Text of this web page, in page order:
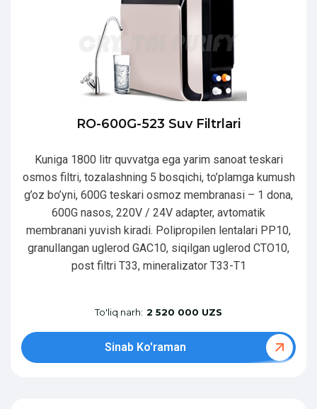
RO-600G-523 Suv Filtrlari
Kuniga 1800 litr quvvatga ega yarim sanoat teskari
osmos filtri, tozalashning 5 bosqichi, to’plamga kumush
g’oz bo’yni, 600G teskari osmoz membranasi – 1 dona,
600G nasos, 220V / 24V adapter, avtomatik
membranani yuvish kiradi. Polipropilen lentalari PP10,
granullangan uglerod GAC10, siqilgan uglerod CTO10,
post filtri T33, mineralizator T33-T1
To'liq narh: 2 520 000 UZS
Sinab Ko'raman